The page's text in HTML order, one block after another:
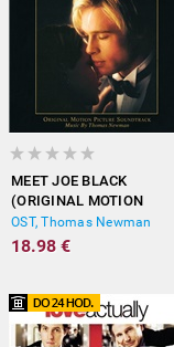
MEET JOE BLACK
(ORIGINAL MOTION
PICTURE SOUNDTRACK)
OST, Thomas Newman
18.98 €